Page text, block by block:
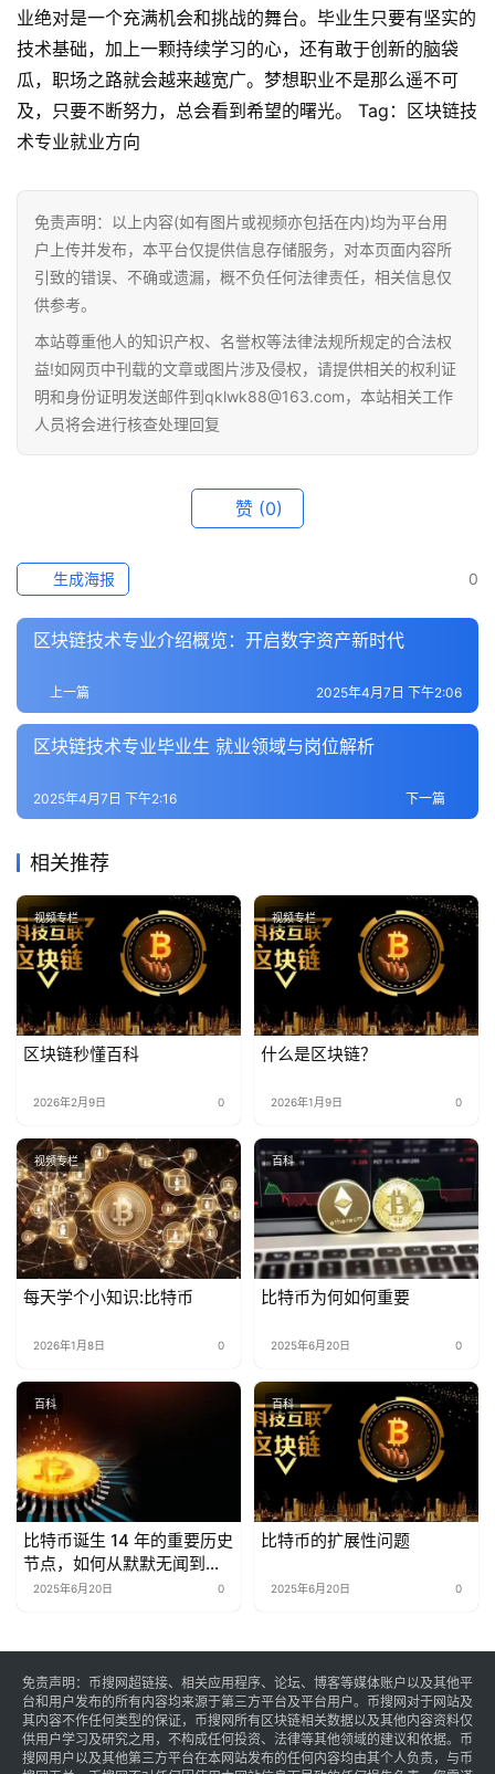
首
行
讯
专
业绝对是一个充满机会和挑战的舞台。毕业生只要有坚实的
技术基础，加上一颗持续学习的心，还有敢于创新的脑袋
瓜，职场之路就会越来越宽广。梦想职业不是那么遥不可
及，只要不断努力，总会看到希望的曙光。 Tag：区块链技
术专业就业方向
免责声明：以上内容(如有图片或视频亦包括在内)均为平台用
户上传并发布，本平台仅提供信息存储服务，对本页面内容所
引致的错误、不确或遗漏，概不负任何法律责任，相关信息仅
供参考。
本站尊重他人的知识产权、名誉权等法律法规所规定的合法权
益!如网页中刊载的文章或图片涉及侵权，请提供相关的权利证
明和身份证明发送邮件到qklwk88@163.com，本站相关工作
人员将会进行核查处理回复
赞 (0)
0
生成海报
区块链技术专业介绍概览：开启数字资产新时代
上一篇 2025年4月7日 下午2:06
区块链技术专业毕业生 就业领域与岗位解析
下一篇
2025年4月7日 下午2:16
相关推荐
视频专栏
区块链秒懂百科
2026年2月9日 0
视频专栏
什么是区块链？
2026年1月9日 0
视频专栏
每天学个小知识:比特币
2026年1月8日 0
百科
比特币为何如何重要
2025年6月20日 0
百科
比特币诞生 14 年的重要历史
节点，如何从默默无闻到全
球关注
2025年6月20日 0
百科
比特币的扩展性问题
2025年6月20日 0
免责声明：币搜网超链接、相关应用程序、论坛、博客等媒体账户以及其他平
台和用户发布的所有内容均来源于第三方平台及平台用户。币搜网对于网站及
其内容不作任何类型的保证，币搜网所有区块链相关数据以及其他内容资料仅
供用户学习及研究之用，不构成任何投资、法律等其他领域的建议和依据。币
搜网用户以及其他第三方平台在本网站发布的任何内容均由其个人负责，与币